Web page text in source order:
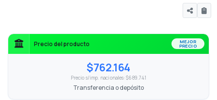
Precio del producto MEJOR
PRECIO
$762.164
Precio s/imp. nacionales: $689.741
Transferencia o depósito